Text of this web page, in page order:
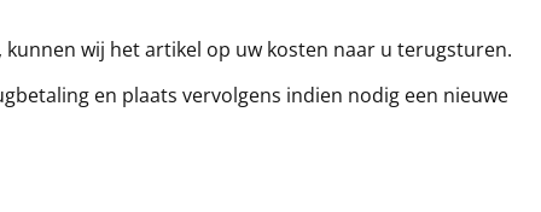
wij het artikel op uw kosten naar u terugsturen.
en plaats vervolgens indien nodig een nieuwe